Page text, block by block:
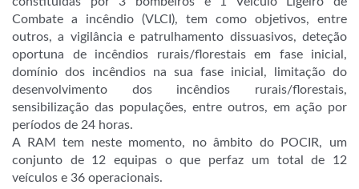
Combate a incêndio (VLCI), tem como objetivos, entre
outros, a vigilância e patrulhamento dissuasivos, deteção
oportuna de incêndios rurais/florestais em fase inicial,
domínio dos incêndios na sua fase inicial, limitação do
desenvolvimento dos incêndios rurais/florestais,
sensibilização das populações, entre outros, em ação por
períodos de 24 horas.
A RAM tem neste momento, no âmbito do POCIR, um
conjunto de 12 equipas o que perfaz um total de 12
veículos e 36 operacionais.